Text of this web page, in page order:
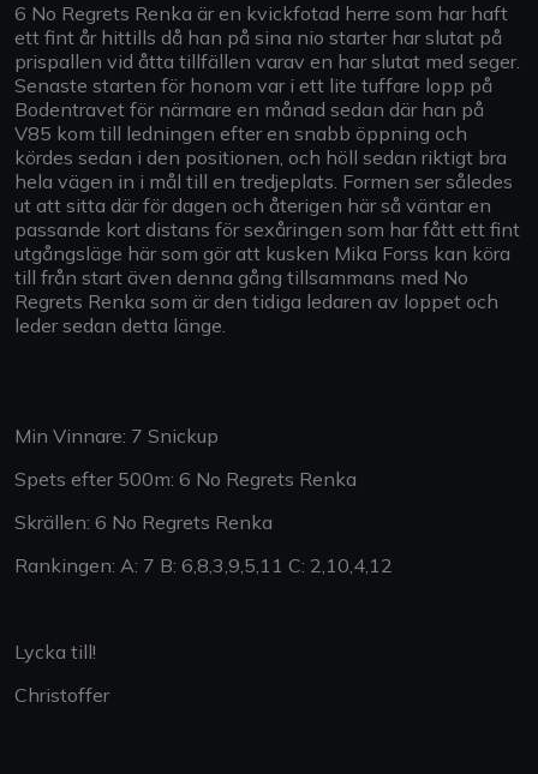
6 No Regrets Renka är en kvickfotad herre som har haft
ett fint år hittills då han på sina nio starter har slutat på
prispallen vid åtta tillfällen varav en har slutat med seger.
Senaste starten för honom var i ett lite tuffare lopp på
Bodentravet för närmare en månad sedan där han på
V85 kom till ledningen efter en snabb öppning och
kördes sedan i den positionen, och höll sedan riktigt bra
hela vägen in i mål till en tredjeplats. Formen ser således
ut att sitta där för dagen och återigen här så väntar en
passande kort distans för sexåringen som har fått ett fint
utgångsläge här som gör att kusken Mika Forss kan köra
till från start även denna gång tillsammans med No
Regrets Renka som är den tidiga ledaren av loppet och
leder sedan detta länge.
Min Vinnare: 7 Snickup
Spets efter 500m: 6 No Regrets Renka
Skrällen: 6 No Regrets Renka
Rankingen: A: 7 B: 6,8,3,9,5,11 C: 2,10,4,12
Lycka till!
Christoffer